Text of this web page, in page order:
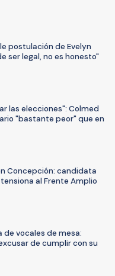
postulación de Evelyn
ser legal, no es honesto"
las elecciones": Colmed
"bastante peor" que en
Concepción: candidata
al Frente Amplio
de vocales de mesa:
de cumplir con su